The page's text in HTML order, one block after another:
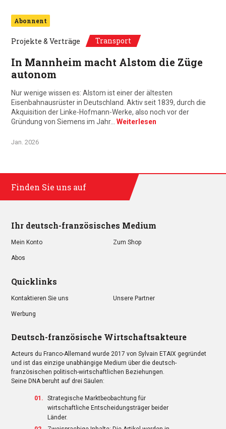
Abonnent
Projekte & Verträge Transport
In Mannheim macht Alstom die Züge
autonom
Nur wenige wissen es: Alstom ist einer der ältesten
Eisenbahnausrüster in Deutschland. Aktiv seit 1839, durch die
Akquisition der Linke-Hofmann-Werke, also noch vor der
Gründung von Siemens im Jahr… Weiterlesen
Jan. 2026
Finden Sie uns auf
Ihr deutsch-französisches Medium
Mein Konto Zum Shop
Abos
Quicklinks
Kontaktieren Sie uns Unsere Partner
Werbung
Deutsch-französische Wirtschaftsakteure
Acteurs du Franco-Allemand wurde 2017 von Sylvain ETAIX gegründet
und ist das einzige unabhängige Medium über die deutsch-
französischen politisch-wirtschaftlichen Beziehungen.
Seine DNA beruht auf drei Säulen:
Strategische Marktbeobachtung für
wirtschaftliche Entscheidungsträger beider
Länder.